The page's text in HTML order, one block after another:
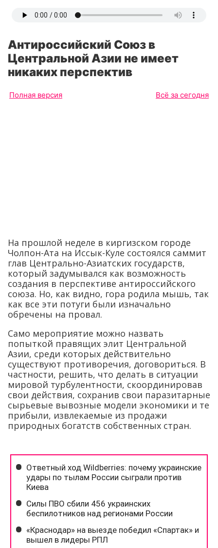
Антироссийский Союз в
Центральной Азии не имеет
никаких перспектив
Полная версия Всё за сегодня
На прошлой неделе в киргизском городе
Чолпон-Ата на Иссык-Куле состоялся саммит
глав Центрально-Азиатских государств,
который задумывался как возможность
создания в перспективе антироссийского
союза. Но, как видно, гора родила мышь, так
как все эти потуги были изначально
обречены на провал.
Само мероприятие можно назвать
попыткой правящих элит Центральной
Азии, среди которых действительно
существуют противоречия, договориться. В
частности, решить, что делать в ситуации
мировой турбулентности, скоординировав
свои действия, сохранив свои паразитарные
сырьевые вывозные модели экономики и те
прибыли, извлекаемые из продажи
природных богатств собственных стран.